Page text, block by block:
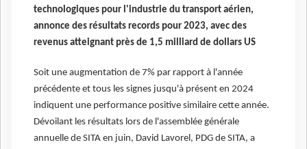
technologiques pour l'industrie du transport aérien,
annonce des résultats records pour 2023, avec des
revenus atteignant près de 1,5 milliard de dollars US
Soit une augmentation de 7% par rapport à l'année
précédente et tous les signes jusqu'à présent en 2024
indiquent une performance positive similaire cette année.
Dévoilant les résultats lors de l'assemblée générale
annuelle de SITA en juin, David Lavorel, PDG de SITA, a